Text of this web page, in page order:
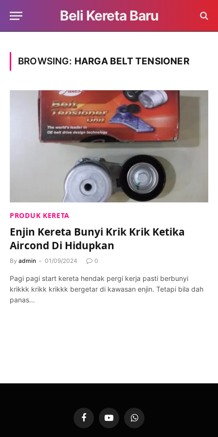
Beli Kereta Baru
BROWSING: HARGA BELT TENSIONER
PRODUK KERETA
Enjin Kereta Bunyi Krik Krik Ketika
Aircond Di Hidupkan
By admin 01/09/2024 0
Pagi pagi start kereta hendak pergi kerja pasti berbunyi
krikkk krikk krikkk bergetar di kawasan enjin. Tetapi bila dah
panas…
FacebookYouTubeWhatsApp